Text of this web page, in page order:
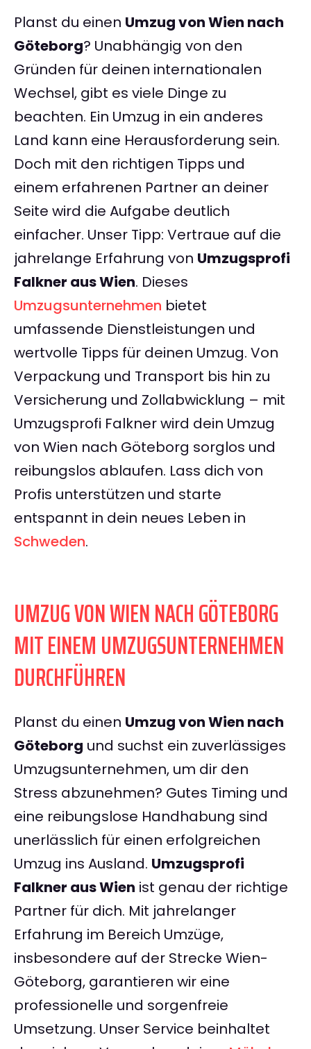
Planst du einen Umzug von Wien nach
Göteborg? Unabhängig von den
Gründen für deinen internationalen
Wechsel, gibt es viele Dinge zu
beachten. Ein Umzug in ein anderes
Land kann eine Herausforderung sein.
Doch mit den richtigen Tipps und
einem erfahrenen Partner an deiner
Seite wird die Aufgabe deutlich
einfacher. Unser Tipp: Vertraue auf die
jahrelange Erfahrung von Umzugsprofi
Falkner aus Wien. Dieses
Umzugsunternehmen bietet
umfassende Dienstleistungen und
wertvolle Tipps für deinen Umzug. Von
Verpackung und Transport bis hin zu
Versicherung und Zollabwicklung – mit
Umzugsprofi Falkner wird dein Umzug
von Wien nach Göteborg sorglos und
reibungslos ablaufen. Lass dich von
Profis unterstützen und starte
entspannt in dein neues Leben in
Schweden.
UMZUG VON WIEN NACH GÖTEBORG
MIT EINEM UMZUGSUNTERNEHMEN
DURCHFÜHREN
Planst du einen Umzug von Wien nach
Göteborg und suchst ein zuverlässiges
Umzugsunternehmen, um dir den
Stress abzunehmen? Gutes Timing und
eine reibungslose Handhabung sind
unerlässlich für einen erfolgreichen
Umzug ins Ausland. Umzugsprofi
Falkner aus Wien ist genau der richtige
Partner für dich. Mit jahrelanger
Erfahrung im Bereich Umzüge,
insbesondere auf der Strecke Wien-
Göteborg, garantieren wir eine
professionelle und sorgenfreie
Umsetzung. Unser Service beinhaltet